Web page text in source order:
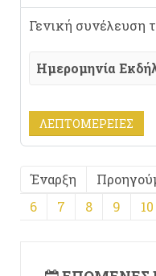
Γενική συνέλευση
Ημερομηνία
ΛΕΠΤΟΜΈΡΕΙΕΣ
Έναρξη
6
7 8 9 10